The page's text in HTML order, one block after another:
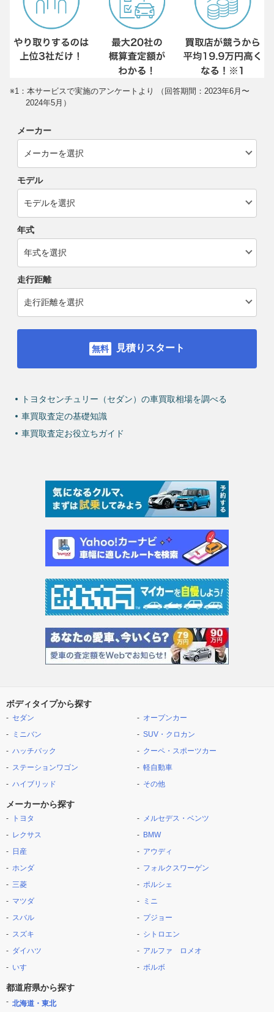
※1：本サービスで実施のアンケートより （回答期間：2023年6月〜
2024年5月）
メーカー
モデル
年式
走行距離
見積りスタート
トヨタセンチュリー（セダン）の車買取相場を調べる
車買取査定の基礎知識
車買取査定お役立ちガイド
ボディタイプから探す
セダン
ミニバン
ハッチバック
ステーションワゴン
ハイブリッド
オープンカー
SUV・クロカン
クーペ・スポーツカー
軽自動車
その他
メーカーから探す
トヨタ
レクサス
日産
ホンダ
三菱
マツダ
スバル
スズキ
ダイハツ
いすゞ
メルセデス・ベンツ
BMW
アウディ
フォルクスワーゲン
ポルシェ
ミニ
プジョー
シトロエン
アルファ ロメオ
ボルボ
都道府県から探す
北海道・東北